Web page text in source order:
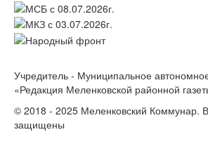
Учредитель - Муниципальное
«Редакция Меленковской районной
© 2018 - 2025 Меленковский Коммунар.
защищены